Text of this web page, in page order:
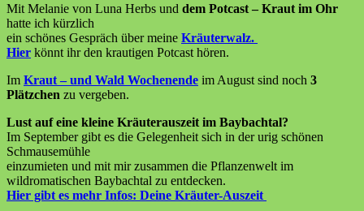
Mit Melanie von Luna Herbs und dem Potcast – Kraut im Ohr
hatte ich kürzlich
ein schönes Gespräch über meine Kräuterwalz.
Hier könnt ihr den krautigen Potcast hören.
Im Kraut – und Wald Wochenende im August sind noch 3
Plätzchen zu vergeben.
Lust auf eine kleine Kräuterauszeit im Baybachtal?
Im September gibt es die Gelegenheit sich in der urig schönen
Schmausemühle
einzumieten und mit mir zusammen die Pflanzenwelt im
wildromatischen Baybachtal zu entdecken.
Hier gibt es mehr Infos: Deine Kräuter-Auszeit